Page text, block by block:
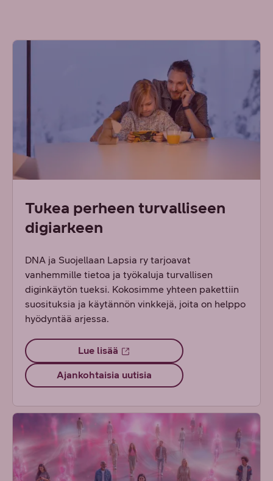
Tukea perheen turvalliseen
digiarkeen
DNA ja Suojellaan Lapsia ry tarjoavat
vanhemmille tietoa ja työkaluja turvallisen
diginkäytön tueksi. Kokosimme yhteen pakettiin
suosituksia ja käytännön vinkkejä, joita on helppo
hyödyntää arjessa.
Lue lisää
Ajankohtaisia uutisia